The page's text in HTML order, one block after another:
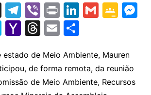
X T
el
e
gr
a
m
Vi
b
er
Pr
in
t
Li
n
k
e
dI
n
G
l
G
gl
e
Cl
M
S
y
p
e
Y
h
o
o
T
e
a
d
E
ai
l
S
ar
e
estado de Meio Ambiente, Mauren
de forma remota, da reunião
de Meio Ambiente, Recursos